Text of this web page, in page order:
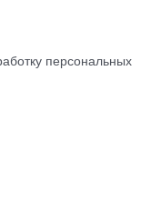
персональных